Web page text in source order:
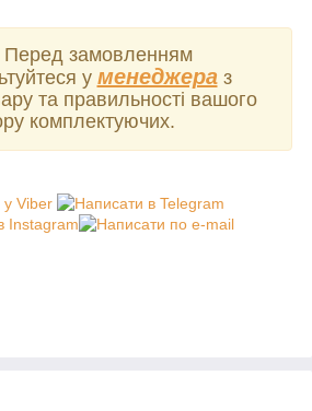
Перед замовленням
у менеджераз
та правильності вашого
комплектуючих.